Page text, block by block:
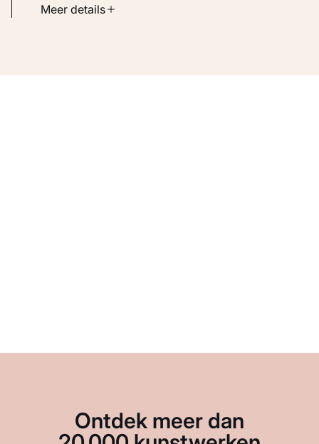
Soort werk
Meer details
Ontdek meer dan